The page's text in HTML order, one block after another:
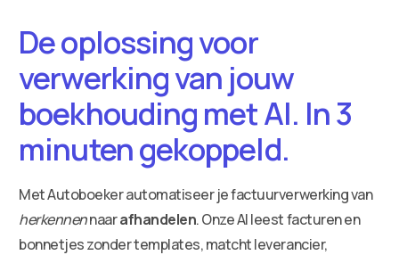
De oplossing voor
verwerking van jouw
boekhouding met AI. In 3
minuten gekoppeld.
Met Autoboeker automatiseer je factuurverwerking van
herkennennaarafhandelen. Onze AI leest facturen en
bonnetjes zonder templates, matcht leverancier,